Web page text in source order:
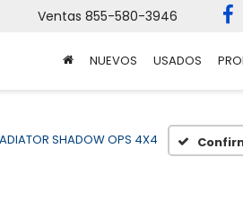
Ventas 855-580-3946
NUEVOS USADOS
SHADOW OPS 4X4